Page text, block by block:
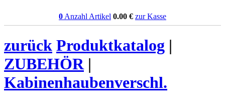
0 Anzahl Artikel 0.00 € zur Kasse
zurück Produktkatalog |
ZUBEHÖR|
Kabinenhaubenverschl.